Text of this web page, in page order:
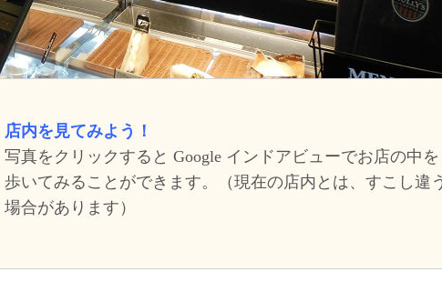
店内を見てみよう！
写真をクリックすると Google インドアビューでお店の中を
歩いてみることができます。（現在の店内とは、すこし違
場合があります）